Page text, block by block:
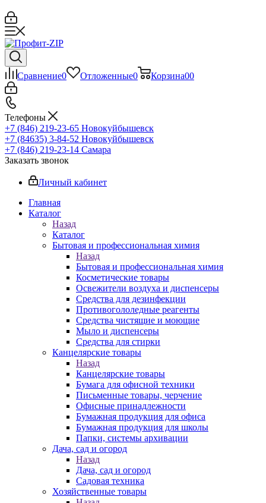
Сравнение0 Отложенные0 Корзина00
Телефоны
+7 (846) 219-23-65 Новокуйбышевск
+7 (84635) 3-84-52 Новокуйбышевск
+7 (846) 219-23-14 Самара
Заказать звонок
Личный кабинет
Главная
Каталог
Назад
Каталог
Бытовая и профессиональная химия
Назад
Бытовая и профессиональная химия
Косметические товары
Освежители воздуха и диспенсеры
Средства для дезинфекции
Противогололедные реагенты
Средства чистящие и моющие
Мыло и диспенсеры
Средства для стирки
Канцелярские товары
Назад
Канцелярские товары
Бумага для офисной техники
Письменные товары, черчение
Офисные принадлежности
Бумажная продукция для офиса
Бумажная продукция для школы
Папки, системы архивации
Дача, сад и огород
Назад
Дача, сад и огород
Садовая техника
Хозяйственные товары